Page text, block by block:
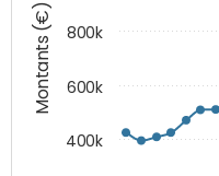
Montants (€)
400k
600k
800k